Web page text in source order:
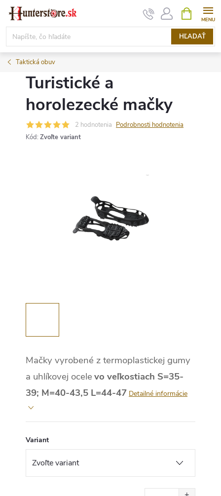
Prejsť
obsah
HĽADAŤ
KOŠÍK
Taktická obuv
Turistické a
horolezecké mačky
2 hodnotenia Podrobnosti hodnotenia
Kód: Zvoľte variant
Mačky vyrobené z termoplastickej gumy
a uhlíkovej ocelevo veľkostiach S=35-
39; M=40-43,5 L=44-47 Detailné informácie
Variant